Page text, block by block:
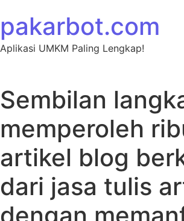
pakarbot.com
Aplikasi UMKM Paling Lengkap!
Sembilan
memperoleh
artikel blog
dari jasa tulis